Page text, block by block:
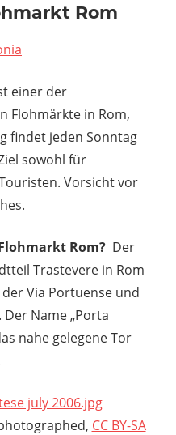
Rom
einer der
Flohmärkte in Rom,
findet jeden Sonntag
sowohl für
Vorsicht vor
Rom? Der
Trastevere in Rom
Via Portuense und
Name „Porta
nahe gelegene Tor
CC BY-SA